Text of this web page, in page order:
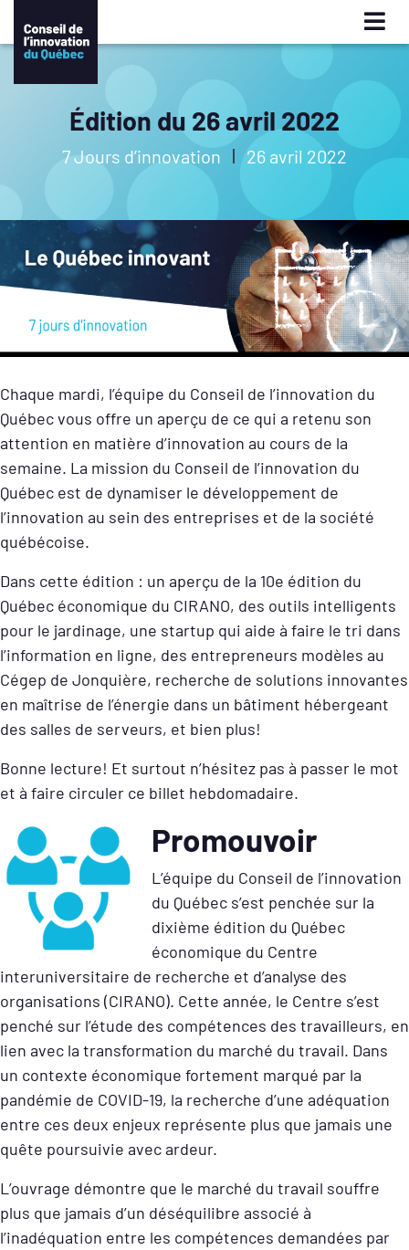
Édition du 26 avril 2022
7 Jours d’innovation 26 avril 2022
Chaque mardi, l’équipe du Conseil de l’innovation du
Québec vous offre un aperçu de ce qui a retenu son
attention en matière d’innovation au cours de la
semaine. La mission du Conseil de l’innovation du
Québec est de dynamiser le développement de
l’innovation au sein des entreprises et de la société
québécoise.
Dans cette édition : un aperçu de la 10e édition du
Québec économique du CIRANO, des outils intelligents
pour le jardinage, une startup qui aide à faire le tri dans
l’information en ligne, des entrepreneurs modèles au
Cégep de Jonquière, recherche de solutions innovantes
en maîtrise de l’énergie dans un bâtiment hébergeant
des salles de serveurs, et bien plus!
Bonne lecture! Et surtout n’hésitez pas à passer le mot
et à faire circuler ce billet hebdomadaire.
Promouvoir
L’équipe du Conseil de l’innovation
du Québec s’est penchée sur la
dixième édition du Québec
économique du Centre
interuniversitaire de recherche et d’analyse des
organisations (CIRANO). Cette année, le Centre s’est
penché sur l’étude des compétences des travailleurs, en
lien avec la transformation du marché du travail. Dans
un contexte économique fortement marqué par la
pandémie de COVID-19, la recherche d’une adéquation
entre ces deux enjeux représente plus que jamais une
quête poursuivie avec ardeur.
L’ouvrage démontre que le marché du travail souffre
plus que jamais d’un déséquilibre associé à
l’inadéquation entre les compétences demandées par